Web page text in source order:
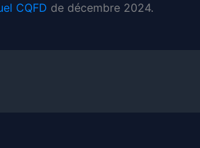
CQFD de décembre 2024.